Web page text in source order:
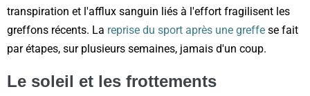
transpiration et l'afflux sanguin liés à l'effort fragilisent les
greffons récents. La reprise du sport après une greffe se fait
par étapes, sur plusieurs semaines, jamais d'un coup.
Le soleil et les frottements